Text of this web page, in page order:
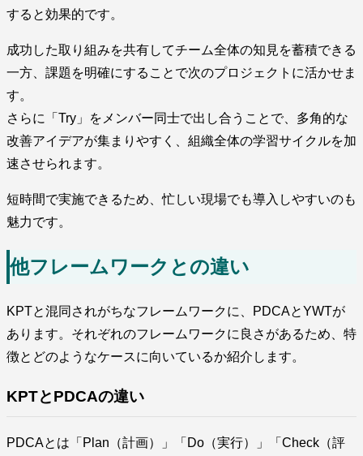
すると効果的です。
成功した取り組みを共有してチーム全体の知見を蓄積できる
一方、課題を明確にすることで次のプロジェクトに活かせま
す。
さらに「Try」をメンバー同士で出し合うことで、多角的な
改善アイデアが集まりやすく、組織全体の学習サイクルを加
速させられます。
短時間で実施できるため、忙しい現場でも導入しやすいのも
魅力です。
他フレームワークとの違い
KPTと混同されがちなフレームワークに、PDCAとYWTが
あります。それぞれのフレームワークに良さがあるため、特
徴とどのようなケースに向いているか紹介します。
KPTとPDCAの違い
PDCAとは「Plan（計画）」「Do（実行）」「Check（評